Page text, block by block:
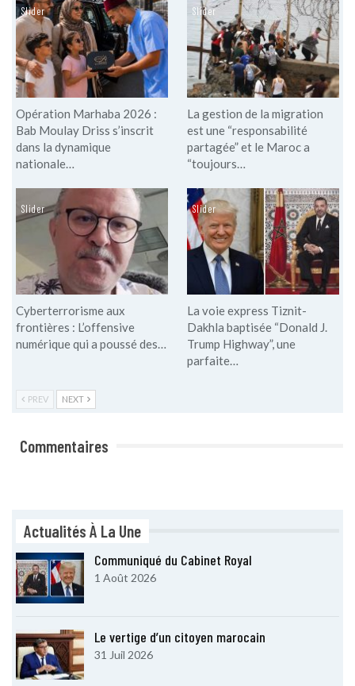
Slider
Opération Marhaba 2026 :
Bab Moulay Driss s’inscrit
dans la dynamique
nationale…
Slider
La gestion de la migration
est une “responsabilité
partagée” et le Maroc a
“toujours…
Slider
Cyberterrorisme aux
frontières : L’offensive
numérique qui a poussé des…
Slider
La voie express Tiznit-
Dakhla baptisée “Donald J.
Trump Highway”, une
parfaite…
PREV NEXT
Commentaires
Actualités À La Une
Communiqué du Cabinet Royal
1 Août 2026
Le vertige d’un citoyen marocain
31 Juil 2026